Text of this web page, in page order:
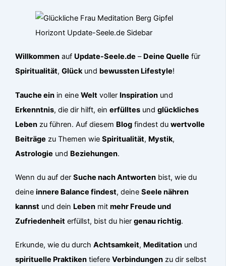
Willkommen auf Update-Seele.de – Deine Quelle für
Spiritualität,Glückund bewussten Lifestyle!
Tauche ein in eineWelt voller Inspiration und
Erkenntnis, die dir hilft, einerfülltes undglückliches
Leben zu führen. Auf diesem Blog findest duwertvolle
Beiträge zu Themen wieSpiritualität, Mystik,
Astrologie und Beziehungen.
Wenn du auf derSuche nach Antworten bist, wie du
deineinnere Balance findest, deineSeele nähren
kannst und dein Leben mitmehr Freude und
Zufriedenheit erfüllst, bist du hiergenau richtig.
Erkunde, wie du durchAchtsamkeit, Meditation und
spirituelle Praktiken tiefereVerbindungen zu dir selbst